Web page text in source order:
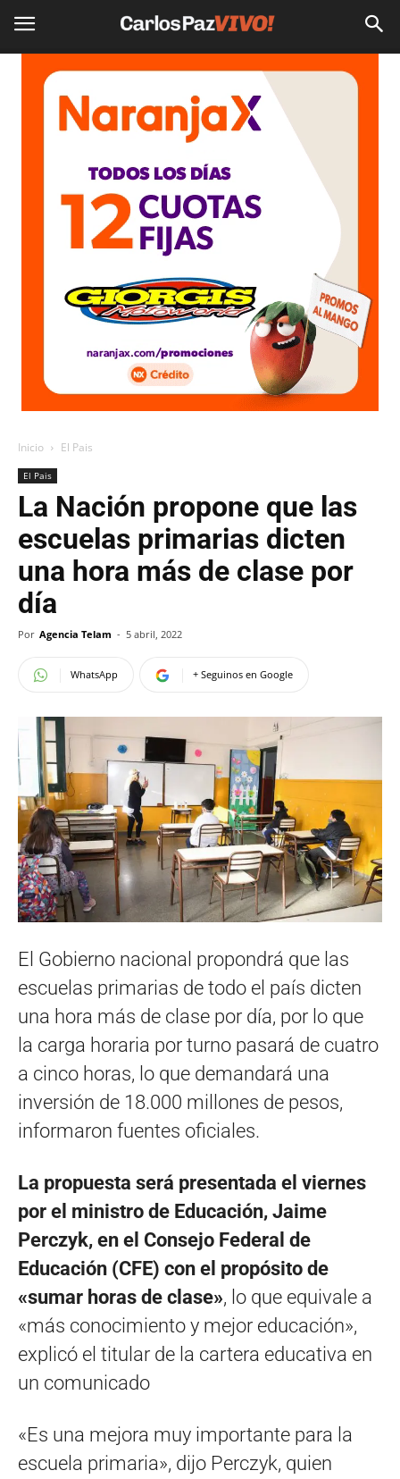
Inicio El Pais
El Pais
La Nación propone que las
escuelas primarias dicten
una hora más de clase por
día
Por Agencia Telam - 5 abril, 2022
WhatsApp + Seguinos en Google
El Gobierno nacional propondrá que las
escuelas primarias de todo el país dicten
una hora más de clase por día, por lo que
la carga horaria por turno pasará de cuatro
a cinco horas, lo que demandará una
inversión de 18.000 millones de pesos,
informaron fuentes oficiales.
La propuesta será presentada el viernes
por el ministro de Educación, Jaime
Perczyk, en el Consejo Federal de
Educación (CFE) con el propósito de
«sumar horas de clase», lo que equivale a
«más conocimiento y mejor educación»,
explicó el titular de la cartera educativa en
un comunicado
«Es una mejora muy importante para la
escuela primaria», dijo Perczyk, quien